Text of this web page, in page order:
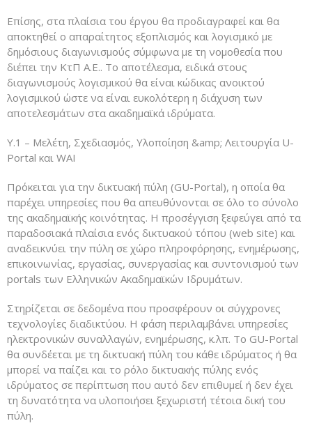
Επίσης, στα πλαίσια του έργου θα προδιαγραφεί και θα
αποκτηθεί ο απαραίτητος εξοπλισμός και λογισμικό με
δημόσιους διαγωνισμούς σύμφωνα με τη νομοθεσία που
διέπει την ΚτΠ Α.Ε.. Το αποτέλεσμα, ειδικά στους
διαγωνισμούς λογισμικού θα είναι κώδικας ανοικτού
λογισμικού ώστε να είναι ευκολότερη η διάχυση των
αποτελεσμάτων στα ακαδημαϊκά ιδρύματα.
Υ.1 – Μελέτη, Σχεδιασμός, Υλοποίηση &amp; Λειτουργία U-
Portal και WAI
Πρόκειται για την δικτυακή πύλη (GU-Portal), η οποία θα
παρέχει υπηρεσίες που θα απευθύνονται σε όλο το σύνολο
της ακαδημαϊκής κοινότητας. Η προσέγγιση ξεφεύγει από τα
παραδοσιακά πλαίσια ενός δικτυακού τόπου (web site) και
αναδεικνύει την πύλη σε χώρο πληροφόρησης, ενημέρωσης,
επικοινωνίας, εργασίας, συνεργασίας και συντονισμού των
portals των Ελληνικών Ακαδημαϊκών Ιδρυμάτων.
Στηρίζεται σε δεδομένα που προσφέρουν οι σύγχρονες
τεχνολογίες διαδικτύου. Η φάση περιλαμβάνει υπηρεσίες
ηλεκτρονικών συναλλαγών, ενημέρωσης, κ.λπ. Το GU-Portal
θα συνδέεται με τη δικτυακή πύλη του κάθε ιδρύματος ή θα
μπορεί να παίζει και το ρόλο δικτυακής πύλης ενός
ιδρύματος σε περίπτωση που αυτό δεν επιθυμεί ή δεν έχει
τη δυνατότητα να υλοποιήσει ξεχωριστή τέτοια δική του
πύλη.